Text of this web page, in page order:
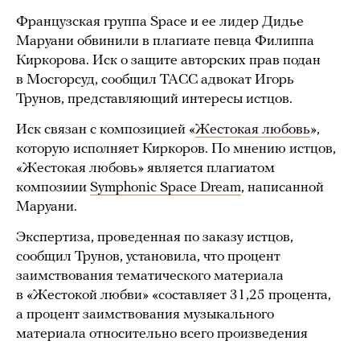
Французская группа Space и ее лидер Дидье
Маруани обвинили в плагиате певца Филиппа
Киркорова. Иск о защите авторских прав подан
в Мосгорсуд, сообщил ТАСС адвокат Игорь
Трунов, представляющий интересы истцов.
Иск связан с композицией «Жестокая любовь»,
которую исполняет Киркоров. По мнению истцов,
«Жестокая любовь» является плагиатом
композиии Symphonic Space Dream, написанной
Маруани.
Экспертиза, проведенная по заказу истцов,
сообщил Трунов, установила, что процент
заимствования тематического материала
в «Жестокой любви» «составляет 31,25 процента,
а процент заимствования музыкального
материала относительно всего произведения